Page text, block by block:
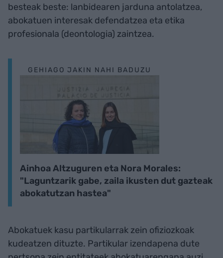
besteak beste: lanbidearen jarduna antolatzea,
abokatuen interesak defendatzea eta etika
profesionala (deontologia) zaintzea.
GEHIAGO JAKIN NAHI BADUZU
Ainhoa Altzuguren eta Nora Morales:
"Laguntzarik gabe, zaila ikusten dut gazteak
abokatutzan hastea"
Abokatuek kasu partikularrak zein ofiziozkoak
kudeatzen dituzte. Partikular izendapena dute